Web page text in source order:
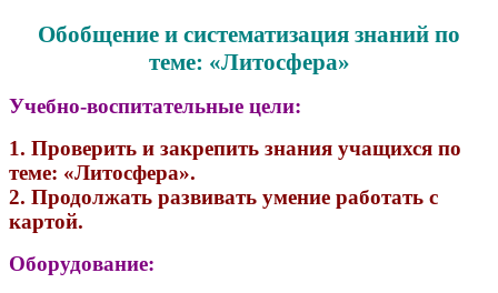
Обобщение и систематизация знаний по
теме: «Литосфера»
Учебно-воспитательные цели:
1. Проверить и закрепить знания учащихся по
теме: «Литосфера».
2. Продолжать развивать умение работать с
картой.
Оборудование: